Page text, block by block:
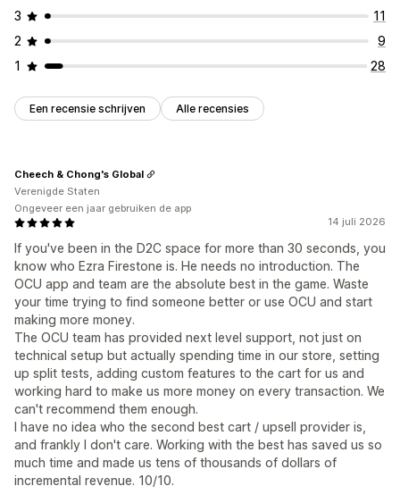
3
11
2
9
1
28
Een recensie schrijven Alle recensies
14 juli 2026
If you've been in the D2C space for more than 30 seconds, you
know who Ezra Firestone is. He needs no introduction. The
OCU app and team are the absolute best in the game. Waste
your time trying to find someone better or use OCU and start
making more money.
The OCU team has provided next level support, not just on
technical setup but actually spending time in our store, setting
up split tests, adding custom features to the cart for us and
working hard to make us more money on every transaction. We
can't recommend them enough.
I have no idea who the second best cart / upsell provider is,
and frankly I don't care. Working with the best has saved us so
much time and made us tens of thousands of dollars of
incremental revenue. 10/10.
Cheech & Chong's Global
Verenigde Staten
Ongeveer een jaar gebruiken de app